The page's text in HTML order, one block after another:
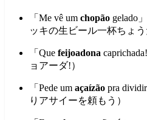
「Me vê um chopão gelado
ッキの生ビール一杯ちょう
「Que feijoadona
ョアーダ!）
「Pede um açaízão pra
りアサイーを頼もう）